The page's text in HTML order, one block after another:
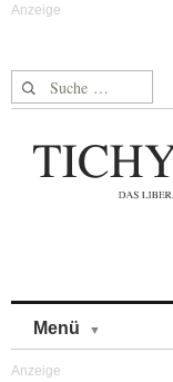
Suche nach:
Menü